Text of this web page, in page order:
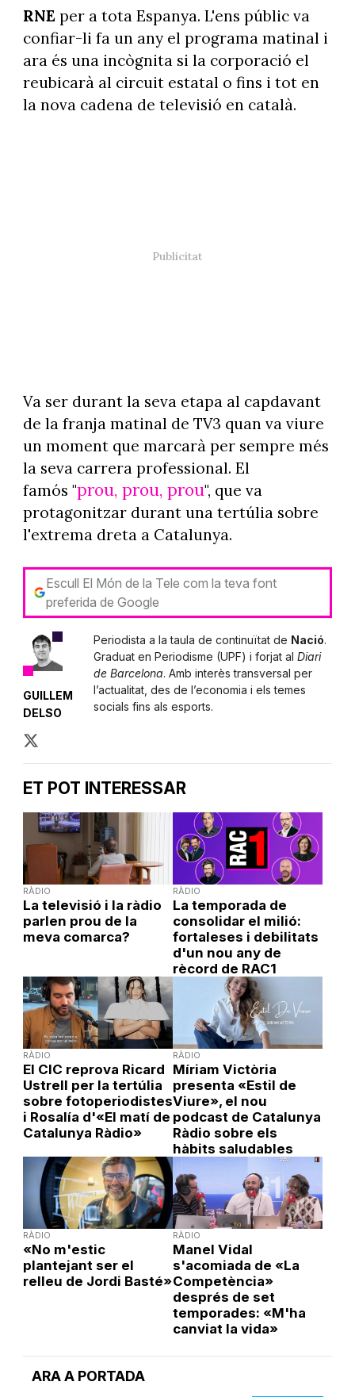
ARA A PORTADA
RNE per a tota Espanya. L'ens públic va
confiar-li fa un any el programa matinal i
ara és una incògnita si la corporació el
reubicarà al circuit estatal o fins i tot en
la nova cadena de televisió en català.
Va ser durant la seva etapa al capdavant
de la franja matinal de TV3 quan va viure
un moment que marcarà per sempre més
la seva carrera professional. El
famós "prou, prou, prou", que va
protagonitzar durant una tertúlia sobre
l'extrema dreta a Catalunya.
Escull El Món de la Tele com la teva font
preferida de Google
GUILLEM
DELSO
Periodista a la taula de continuïtat de Nació.
Graduat en Periodisme (UPF) i forjat al Diari
de Barcelona. Amb interès transversal per
l’actualitat, des de l’economia i els temes
socials fins als esports.
ET POT INTERESSAR
RÀDIO
La televisió i la ràdio
parlen prou de la
meva comarca?
RÀDIO
La temporada de
consolidar el milió:
fortaleses i debilitats
d'un nou any de
rècord de RAC1
RÀDIO
El CIC reprova Ricard
Ustrell per la tertúlia
sobre fotoperiodistes
i Rosalía d'«El matí de
Catalunya Ràdio»
RÀDIO
Míriam Victòria
presenta «Estil de
Viure», el nou
podcast de Catalunya
Ràdio sobre els
hàbits saludables
RÀDIO
«No m'estic
plantejant ser el
relleu de Jordi Basté»
RÀDIO
Manel Vidal
s'acomiada de «La
Competència»
després de set
temporades: «M'ha
canviat la vida»